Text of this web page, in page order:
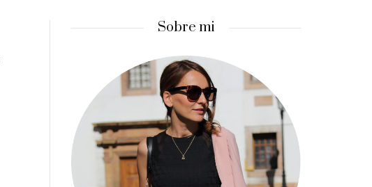
Sobre mi